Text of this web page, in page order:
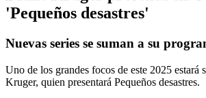
'Pequeños desastres'
Nuevas series se suman a su
Uno de los grandes focos de este 2025 estará
Kruger, quien presentará Pequeños desastres.